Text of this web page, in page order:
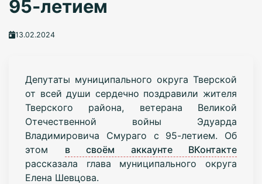
95-летием
13.02.2024
Депутаты муниципального округа Тверской
от всей души сердечно поздравили жителя
Тверского района, ветерана Великой
Отечественной войны Эдуарда
Владимировича Смураго с 95-летием. Об
этом в своём аккаунте ВКонтакте
рассказала глава муниципального округа
Елена Шевцова.